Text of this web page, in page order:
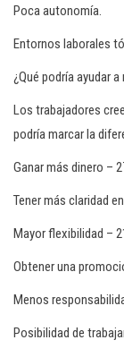
Poca autonomía.
Entornos laborales
¿Qué podría ayudar
Los trabajadores
podría marcar la
Ganar más dinero –
Tener más claridad
Mayor flexibilidad –
Obtener una
Menos
Posibilidad de